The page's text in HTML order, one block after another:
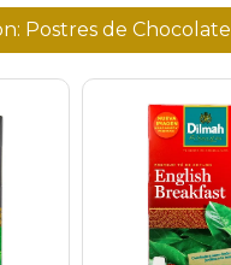
Postres de Chocolate